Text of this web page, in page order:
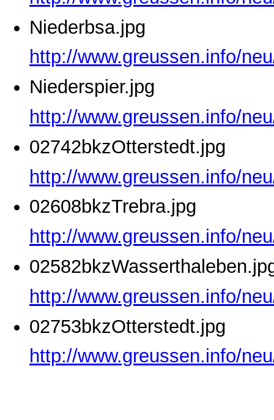
Niederbsa.jpg
http://www.greussen.info/
Niederspier.jpg
http://www.greussen.info/
02742bkzOtterstedt.jpg
http://www.greussen.info/
02608bkzTrebra.jpg
http://www.greussen.info/
http://www.greussen.info/
02753bkzOtterstedt.jpg
http://www.greussen.info/